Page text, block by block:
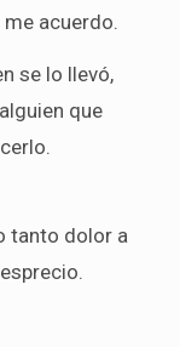
acuerdo.
se lo llevó,
que
tanto dolor a